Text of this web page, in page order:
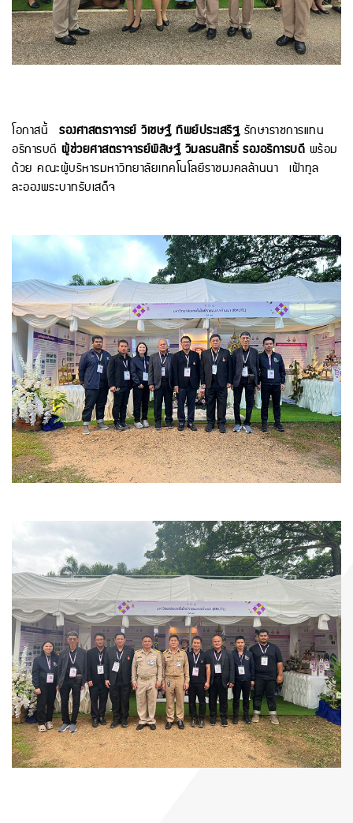
โอกาสนี้ รองศาสตราจารย์ วิเชษฐ์ ทิพย์ประเสริฐรักษาราชการแทน
อธิการบดี ผู้ช่วยศาสตราจารย์พิสิษฐ์ วิมลธนสิทธิ์ รองอธิการบดี พร้อม
ด้วย คณะผู้บริหารมหาวิทยาลัยเทคโนโลยีราชมงคลล้านนา เฝ้าทูล
ละอองพระบาทรับเสด็จ